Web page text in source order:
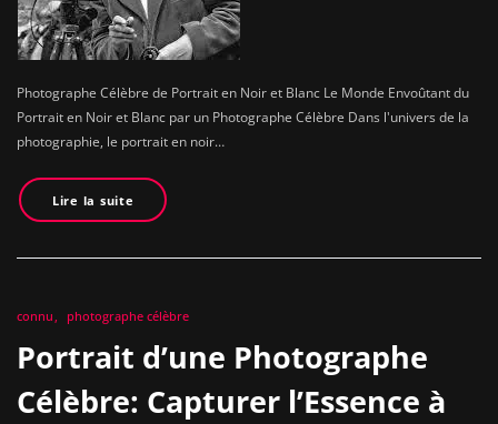
Photographe Célèbre de Portrait en Noir et Blanc Le Monde Envoûtant du
Portrait en Noir et Blanc par un Photographe Célèbre Dans l'univers de la
photographie, le portrait en noir…
Lire la suite
connu photographe célèbre
Portrait d’une Photographe
Célèbre: Capturer l’Essence à